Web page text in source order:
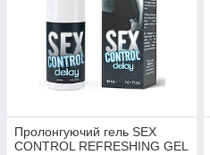
Пролонгуючий гель SEX
CONTROL REFRESHING GEL